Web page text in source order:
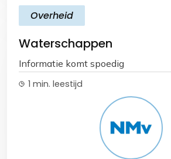
Overheid
Waterschappen
Informatie komt spoedig
1 min. leestijd